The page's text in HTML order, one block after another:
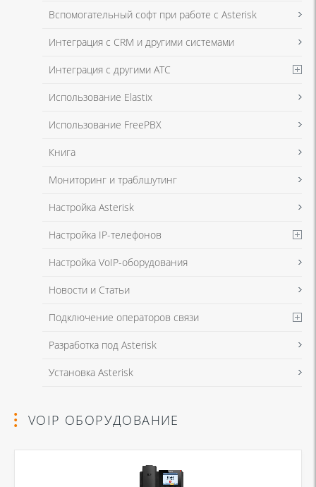
Я даю согласие на обработку моих персональных данных для связи
в соответствии с Политикой в отношении обработки персональных
Я даю согласие на обработку моих персональных данных для связи
в соответствии с Политикой в отношении обработки персональных
Вспомогательный софт при работе с Asterisk
Интеграция с CRM и другими системами
Интеграция с другими АТС
Использование Elastix
Использование FreePBX
Книга
Мониторинг и траблшутинг
Настройка Asterisk
Настройка IP-телефонов
Настройка VoIP-оборудования
Новости и Статьи
Подключение операторов связи
Разработка под Asterisk
Установка Asterisk
VOIP ОБОРУДОВАНИЕ